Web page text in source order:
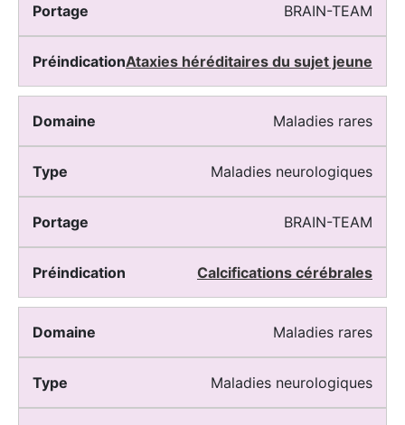
BRAIN-TEAM
Ataxies héréditaires du sujet jeune
Maladies rares
Maladies neurologiques
BRAIN-TEAM
Calcifications cérébrales
Maladies rares
Maladies neurologiques